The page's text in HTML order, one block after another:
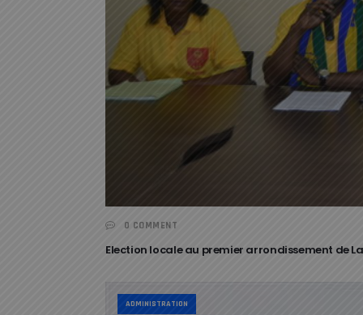
0 COMMENT
Election locale au premier arrondissement de
ADMINISTRATION